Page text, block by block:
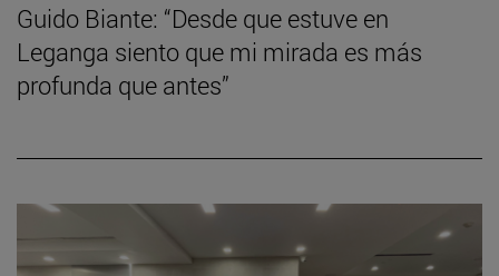
Guido Biante: “Desde que estuve en
Leganga siento que mi mirada es más
profunda que antes”